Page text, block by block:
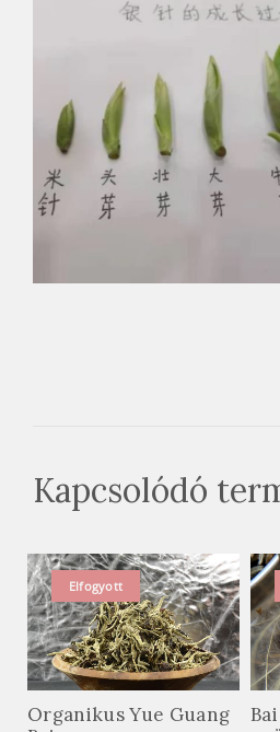
Kapcsolódó
Elfogyott
Organikus Yue Guang
Bai